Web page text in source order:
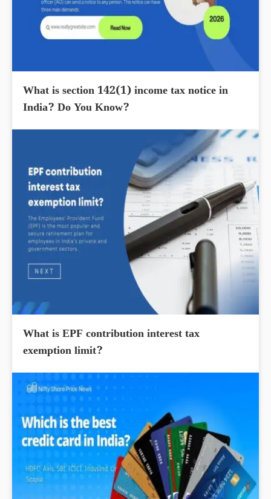
What is section 142(1) income tax notice in
India? Do You Know?
What is EPF contribution interest tax
exemption limit?